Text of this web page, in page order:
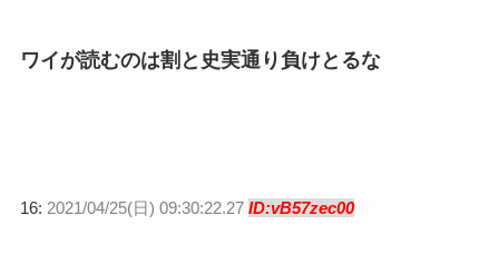
ワイが読むのは割と史実通り負けとるな
16: 2021/04/25(日) 09:30:22.27 ID:vB57zec00